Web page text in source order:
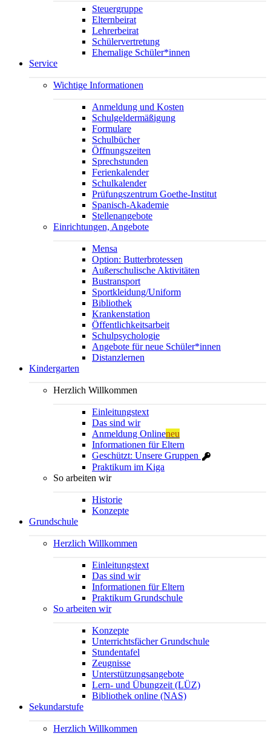
Steuergruppe
Elternbeirat
Lehrerbeirat
Schülervertretung
Ehemalige Schüler*innen
Service
Wichtige Informationen
Anmeldung und Kosten
Schulgeldermäßigung
Formulare
Schulbücher
Öffnungszeiten
Sprechstunden
Ferienkalender
Schulkalender
Prüfungszentrum Goethe-Institut
Spanisch-Akademie
Stellenangebote
Einrichtungen, Angebote
Mensa
Option: Butterbrotessen
Außerschulische Aktivitäten
Bustransport
Sportkleidung/Uniform
Bibliothek
Krankenstation
Öffentlichkeitsarbeit
Schulpsychologie
Angebote für neue Schüler*innen
Distanzlernen
Kindergarten
Herzlich Willkommen
Einleitungstext
Das sind wir
Anmeldung Onlineneu
Informationen für Eltern
Geschützt: Unsere Gruppen
Praktikum im Kiga
So arbeiten wir
Historie
Konzepte
Grundschule
Herzlich Willkommen
Einleitungstext
Das sind wir
Informationen für Eltern
Praktikum Grundschule
So arbeiten wir
Konzepte
Unterrichtsfächer Grundschule
Stundentafel
Zeugnisse
Unterstützungsangebote
Lern- und Übungzeit (LÜZ)
Bibliothek online (NAS)
Sekundarstufe
Herzlich Willkommen